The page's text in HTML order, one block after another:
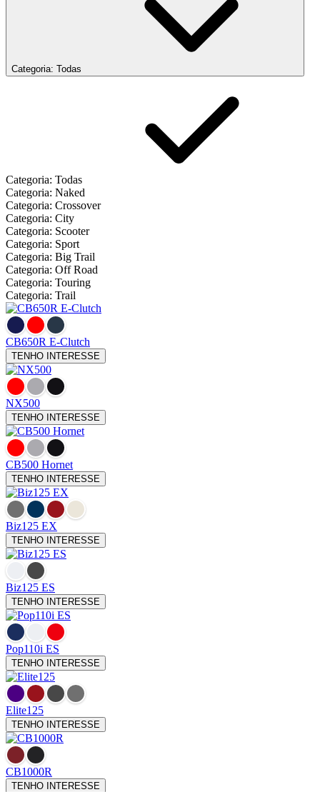
Categoria: Todas
Categoria: Todas
Categoria: Naked
Categoria: Crossover
Categoria: City
Categoria: Scooter
Categoria: Sport
Categoria: Big Trail
Categoria: Off Road
Categoria: Touring
Categoria: Trail
CB650R E-Clutch
TENHO INTERESSE
NX500
TENHO INTERESSE
CB500 Hornet
TENHO INTERESSE
Biz125 EX
TENHO INTERESSE
Biz125 ES
TENHO INTERESSE
Pop110i ES
TENHO INTERESSE
Elite125
TENHO INTERESSE
CB1000R
TENHO INTERESSE